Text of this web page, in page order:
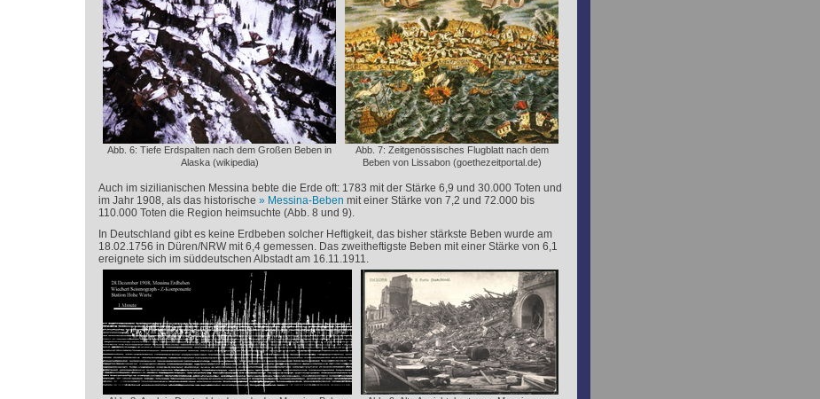
Abb. 6: Tiefe Erdspalten nach dem Großen Beben in
Alaska (wikipedia)
Abb. 7: Zeitgenössisches Flugblatt nach dem
Beben von Lissabon (goethezeitportal.de)
Auch im sizilianischen Messina bebte die Erde oft: 1783 mit der Stärke 6,9 und 30.000 Toten und
im Jahr 1908, als das historische
Messina-Beben mit einer Stärke von 7,2 und 72.000 bis
110.000 Toten die Region heimsuchte (Abb. 8 und 9).
In Deutschland gibt es keine Erdbeben solcher Heftigkeit, das bisher stärkste Beben wurde am
18.02.1756 in Düren/NRW mit 6,4 gemessen. Das zweitheftigste Beben mit einer Stärke von 6,1
ereignete sich im süddeutschen Albstadt am 16.11.1911.